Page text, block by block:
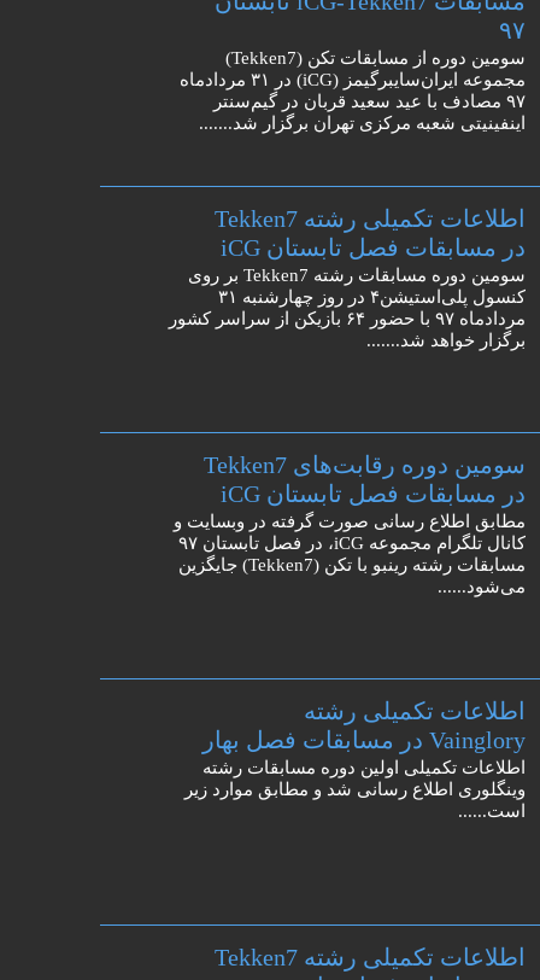
۹۷
سومین دوره از مسابقات تکن (Tekken7)
مجموعه ایران‌سایبرگیمز (iCG) در ۳۱ مردادماه
۹۷ مصادف با عید سعید قربان در گیم‌سنتر
اینفینیتی شعبه مرکزی تهران برگزار شد.......
اطلاعات تکمیلی رشته Tekken7
در مسابقات فصل تابستان iCG
سومین دوره مسابقات رشته Tekken7 بر روی
کنسول پلی‌استیشن۴ در روز چهارشنبه ۳۱
مردادماه ۹۷ با حضور ۶۴ بازیکن از سراسر کشور
برگزار خواهد شد.......
سومین دوره رقابت‌های Tekken7
در مسابقات فصل تابستان iCG
مطابق اطلاع رسانی صورت گرفته در وبسایت و
کانال تلگرام مجموعه iCG، در فصل تابستان ۹۷
مسابقات رشته رینبو با تکن (Tekken7) جایگزین
می‌شود......
اطلاعات تکمیلی رشته
Vainglory در مسابقات فصل بهار
اطلاعات تکمیلی اولین دوره مسابقات رشته
وینگلوری اطلاع رسانی شد و مطابق موارد زیر
است......
اطلاعات تکمیلی رشته Tekken7